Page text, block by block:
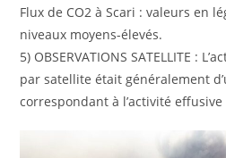
Flux de CO2 à Scari : valeurs en
niveaux moyens-élevés.
5) OBSERVATIONS SATELLITE :
par satellite était généralement
correspondant à l’activité